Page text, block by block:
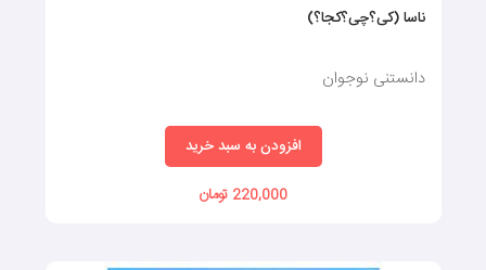
ناسا (کی؟چی؟کجا؟)
دانستنی نوجوان
افزودن به سبد خرید
220,000 تومان